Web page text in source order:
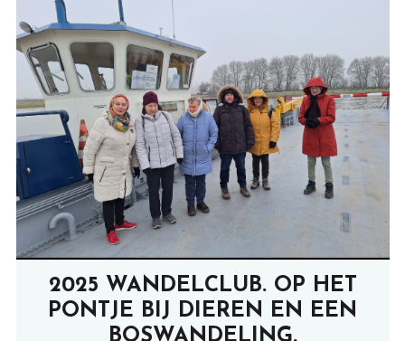
2025 WANDELCLUB. OP HET
PONTJE BIJ DIEREN EN EEN
BOSWANDELING.